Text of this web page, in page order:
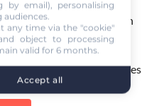
au Code de la route en
mon auto-écolene
libre d'effectuer mes heures
by email), personalising
any time via the "cookie"
object to processing
valid for 6 months.
Accept all